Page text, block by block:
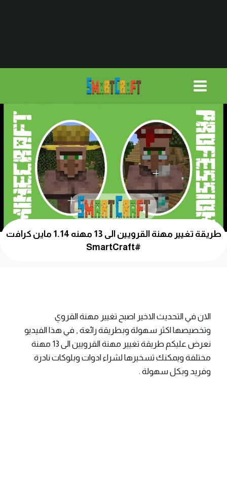
طريقة تغيير مهنة القرويين الى 13 مهنه 1.14 ماين كرافت
#SmartCraft
الان في التحديث الاخير اصبح تغيير مهنة القروي
وتخصيصها اكثر سهولة وبطريقة رائعة , في هذا الفيديو
نعرض عليكم طريقة تغيير مهنة القرويين الى 13 مهنة
مختلفة ويمكنك تسخيرها لشراء ادوات وبلوكات نادرة
وفريد وبكل سهولة .